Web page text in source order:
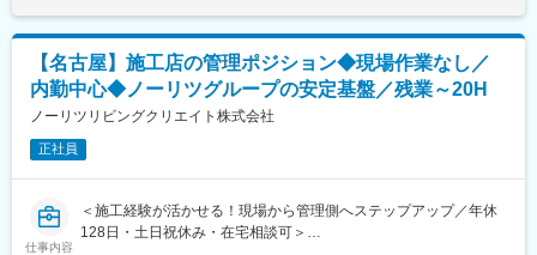
■働く環境
働きやすい環境づくりに積極的に取り組んでいます。具体的には
『各部署の部長への権限移譲』が挙げられます。現場の状態を把
握している部長に権限を移譲することで、社員の声を取り入れな
がら働き方改革を進めています。
■企業情報
新生ソニーの代理店として電子機器販売市場へ参入し、会社の歩
みをスタートしました。以来、全国のお客様に映像・オーディオ
機器やそれらを融合したシステムを提供、更にICT化されたソリュ
■入社後
＼未経験の方も安心してご応募ください／
まずは半年ほどのOJTにて、一連の流れを覚えていただきます。
は入社後に習得いただける環境です。
（1）不二家株式会社
「食品工場の敷地内に不審者を入れない」という観点から、ネッ
【名古屋】施工店の管理ポジション◆現場作業なし／
内勤中心◆ノーリツグループの安定基盤／残業～20H
ノーリツリビングクリエイト株式会社
正社員
仕事内容
＜施工経験が活かせる！現場から管理側へステップアップ／年休
128日・土日祝休み・在宅相談可＞